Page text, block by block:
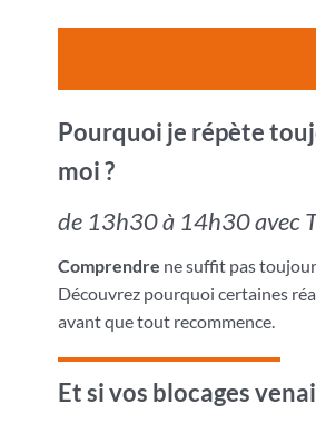
Pourquoi je répète
moi ?
de 13h30 à 14h30 avec
Comprendre ne suffit pas
Découvrez pourquoi certaines
avant que tout recommence.
Et si vos blocages